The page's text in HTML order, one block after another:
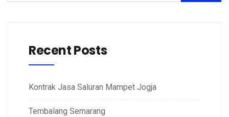
Recent Posts
Kontrak Jasa Saluran Mampet Jogja
Tembalang Semarang